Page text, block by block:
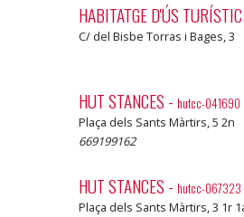
HABITATGE D'ÚS TURÍSTIC
C/ del Bisbe Torras i Bages, 3
HUT STANCES - hutcc-041690
Plaça dels Sants Màrtirs, 5 2n
669199162
HUT STANCES - hutcc-067323
Plaça dels Sants Màrtirs, 3 1r